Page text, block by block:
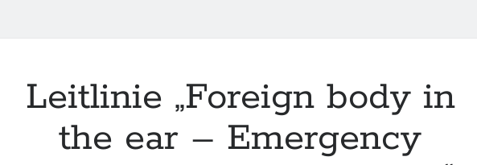
Leitlinie „Foreign body in
the ear – Emergency